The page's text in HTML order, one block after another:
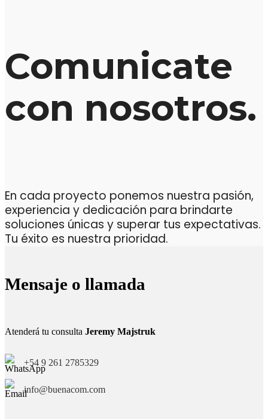
Comunicate
con nosotros.
En cada proyecto ponemos nuestra pasión,
experiencia y dedicación para brindarte
soluciones únicas y superar tus expectativas.
Tu éxito es nuestra prioridad.
Mensaje o llamada
Atenderá tu consulta Jeremy Majstruk
+54 9 261 2785329
info@buenacom.com